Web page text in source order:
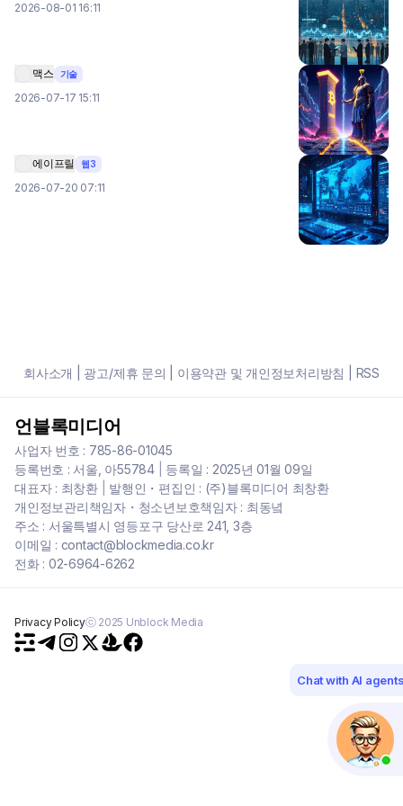
2026-08-01 16:11
맥스 기술
2026-07-17 15:11
에이프릴 웹3
2026-07-20 07:11
회사소개 광고/제휴 문의 이용약관 및 개인정보처리방침 RSS
언블록미디어
사업자 번호 : 785-86-01045
등록번호 : 서울, 아55784| 등록일 : 2025년 01월 09일
대표자 : 최창환| 발행인・편집인 : (주)블록미디어 최창환
개인정보관리책임자・청소년보호책임자 : 최동녘
주소 : 서울특별시 영등포구 당산로 241, 3층
이메일 : contact@blockmedia.co.kr
전화 : 02-6964-6262
Privacy Policyⓒ 2025 Unblock Media
Chat with AI